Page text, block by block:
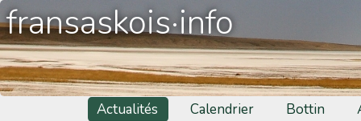
fransaskois·info
Actualités Calendrier Bottin